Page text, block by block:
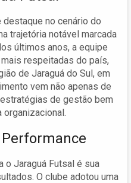
destaque no cenário do
trajetória notável marcada
últimos anos, a equipe
respeitadas do país,
de Jaraguá do Sul, em
vem não apenas de
de gestão bem
organizacional.
o Jaraguá Futsal é sua
O clube adotou uma